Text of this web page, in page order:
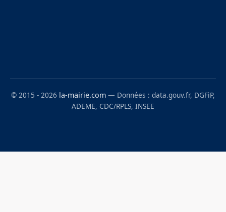
© 2015 - 2026 la-mairie.com — Données : data.gouv.fr, DGFiP,
ADEME, CDC/RPLS, INSEE